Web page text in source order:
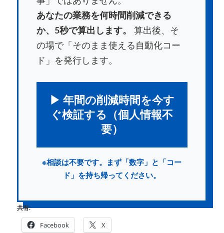
あなたの業務を何時間削減できる
か、5秒で算出します。
算出後、そ
の場で「そのまま使える自動化コー
ド」を発行します。
▶ 年間の削減時間を今す
ぐ検証する（個人情報不
要）
※相談は不要です。まず「数字」と「コー
ド」を持ち帰ってください。
共有:
Facebook X